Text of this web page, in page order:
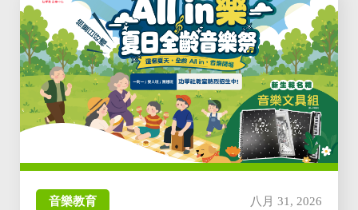
音樂教育 八月 31, 2026